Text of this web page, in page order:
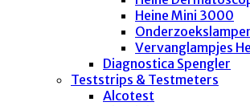
Heine Mini 3000
Vervanglampjes
Diagnostica Spengler
Teststrips & Testmeters
Alcotest